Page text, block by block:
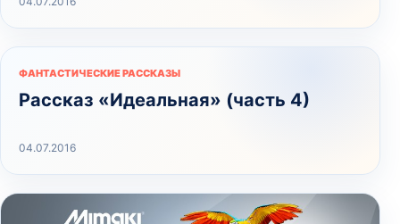
ФАНТАСТИЧЕСКИЕ РАССКАЗЫ
Рассказ «Идеальная» (часть 4)
04.07.2016